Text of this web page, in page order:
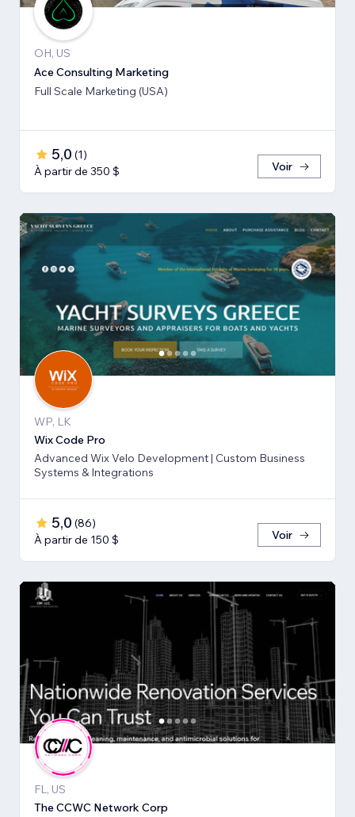
OH, US
Ace Consulting Marketing
Full Scale Marketing (USA)
5,0 (1)
À partir de 350 $
Voir
WP, LK
Wix Code Pro
Advanced Wix Velo Development | Custom Business
Systems & Integrations
5,0 (86)
À partir de 150 $
Voir
FL, US
The CCWC Network Corp